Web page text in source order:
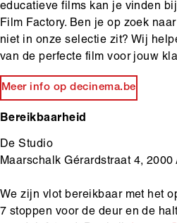
educatieve films kan je vinden
Film Factory. Ben je op zoek
niet in onze selectie zit? Wij
van de perfecte film voor jouw
Meer info op decinema.be
Bereikbaarheid
De Studio
Maarschalk Gérardstraat 4, 2000
We zijn vlot bereikbaar met het
7 stoppen voor de deur en de